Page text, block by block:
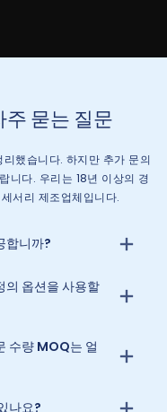
묻는 질문
했습니다. 하지만 추가 문의
니다. 우리는 18년 이상의 경
서리 제조업체입니다.
합니까?
의 옵션을 사용할
수량 MOQ는 얼
나요?